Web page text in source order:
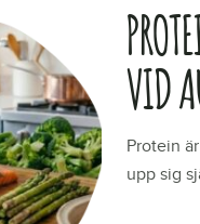
VID
Protein
upp sig